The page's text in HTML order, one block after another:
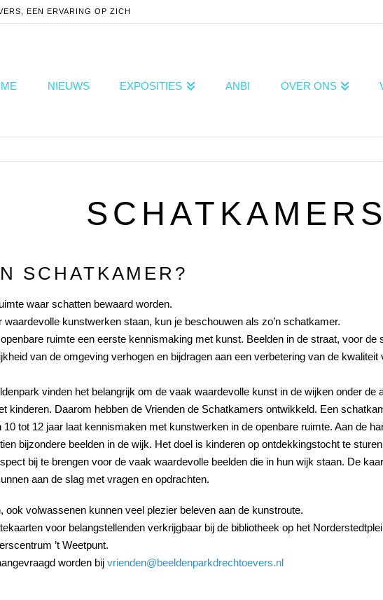
EEN ERVARING OP ZICH
NIEUWS EXPOSITIES ANBI OVER ONS
SCHATKAMERS
SCHATKAMER?
waar schatten bewaard worden.
waardevolle kunstwerken staan, kun je beschouwen als zo’n schatkamer.
ruimte een eerste kennismaking met kunst. Beelden in de straat, voor de
van de omgeving verhogen en bijdragen aan een verbetering van de
vinden het belangrijk om de vaak waardevolle kunst in de wijken onder de
kinderen. Daarom hebben de Vrienden de Schatkamers ontwikkeld. Een
10 tot 12 jaar laat kennismaken met kunstwerken in de openbare ruimte. Aan de
bijzondere beelden in de wijk. Het doel is kinderen op ontdekkingstocht te
bij te brengen voor de vaak waardevolle beelden die in hun wijk staan. De
aan de slag met vragen en opdrachten.
ook volwassenen kunnen veel plezier beleven aan de kunstroute.
voor belangstellenden verkrijgbaar bij de bibliotheek op het
’t Weetpunt.
worden bij vrienden@beeldenparkdrechtoevers.nl